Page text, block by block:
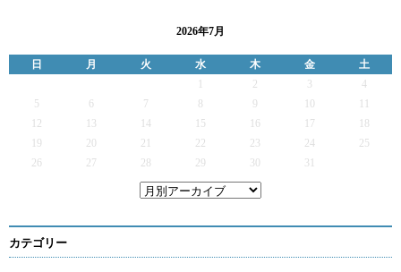
2026年7月
日 月 火 水 木 金
土
2 3
4
5
6 7 9
12
13 14 15 16 17
19
20 21 22 23 24
25
26
27 28 29 30 31
カテゴリー